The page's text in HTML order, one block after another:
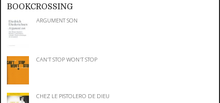
BOOKCROSSING
ARGUMENT SON
CAN'T STOP WON'T STOP
CHEZ LE PISTOLERO DE DIEU